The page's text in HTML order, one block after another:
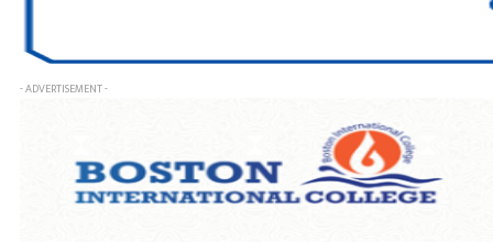
- ADVERTISEMENT -